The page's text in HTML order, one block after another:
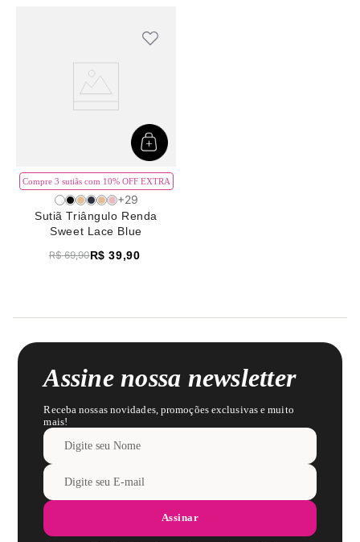
Compre 3 sutiãs com 10% OFF EXTRA
Sutiã Triângulo Renda
Sweet Lace Blue
R$ 69,90R$ 39,90
+29
Assine nossa newsletter
Receba nossas novidades, promoções exclusivas e muito
mais!
Assinar